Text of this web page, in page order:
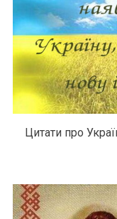
Цитати про